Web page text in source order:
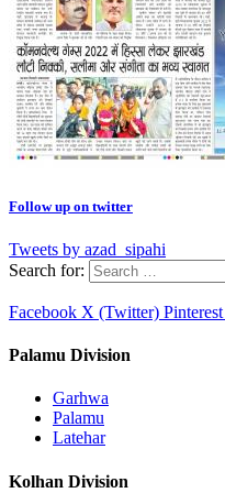
Follow up on twitter
Tweets by azad_sipahi
Search for:
Facebook X (Twitter) Pinterest
Palamu Division
Garhwa
Palamu
Latehar
Kolhan Division